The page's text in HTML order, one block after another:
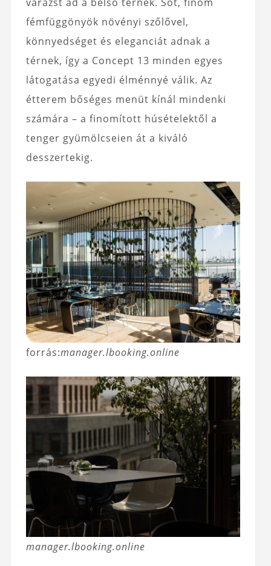
fémfüggönyök növényi szőlővel,
könnyedséget és eleganciát adnak a
térnek, így a Concept 13 minden egyes
látogatása egyedi élménnyé válik. Az
étterem bőséges menüt kínál mindenki
számára – a finomított húsételektől a
tenger gyümölcseien át a kiváló
desszertekig.
forrás:manager.lbooking.online
manager.lbooking.online